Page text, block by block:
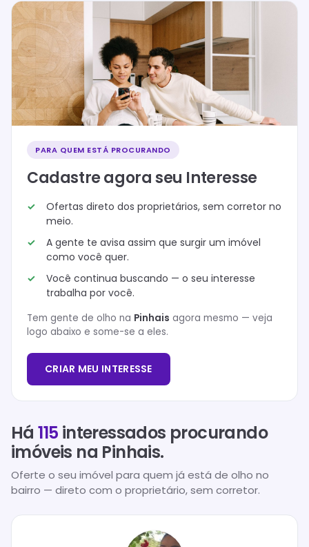
PARA QUEM ESTÁ PROCURANDO
Cadastre agora seu Interesse
Ofertas direto dos proprietários, sem corretor no
meio.
A gente te avisa assim que surgir um imóvel
como você quer.
Você continua buscando — o seu interesse
trabalha por você.
Tem gente de olho na Pinhais agora mesmo — veja
logo abaixo e some-se a eles.
CRIAR MEU INTERESSE
Há115 interessados procurando
imóveis na Pinhais.
Oferte o seu imóvel para quem já está de olho no
bairro — direto com o proprietário, sem corretor.